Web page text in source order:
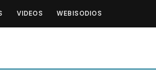
VIDEOS WEBISODIOS